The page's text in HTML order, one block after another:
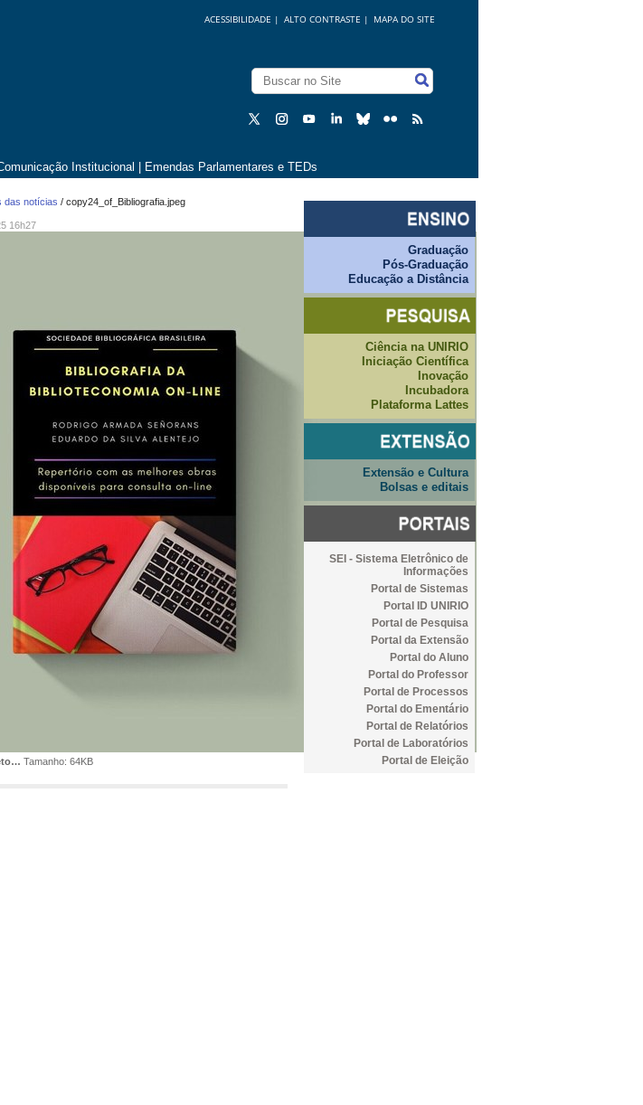
MAPA DO SITE
ALTO CONTRASTE |
ACESSIBILIDADE |
Institucional Emendas Parlamentares e TEDs
das notícias /copy24_of_Bibliografia.jpeg
16h27
Tamanho: 64KB
Graduação
Pós-Graduação
Educação a Distância
Ciência na UNIRIO
Iniciação Científica
Inovação
Incubadora
Plataforma Lattes
Extensão e Cultura
Bolsas e editais
SEI - Sistema Eletrônico de
Informações
Portal de Sistemas
Portal ID UNIRIO
Portal de Pesquisa
Portal da Extensão
Portal do Aluno
Portal do Professor
Portal de Processos
Portal do Ementário
Portal de Relatórios
Portal de Laboratórios
Portal de Eleição